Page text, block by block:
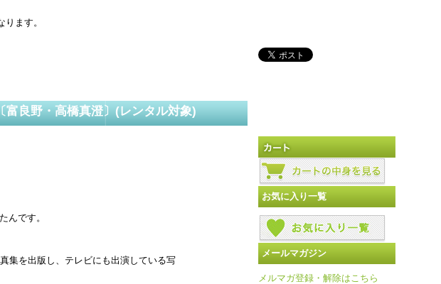
ます。
富良野・高橋真澄〕(レンタル対象)
んです。
集を出版し、テレビにも出演している写
お気に入り一覧
メールマガジン
メルマガ登録・解除はこちら